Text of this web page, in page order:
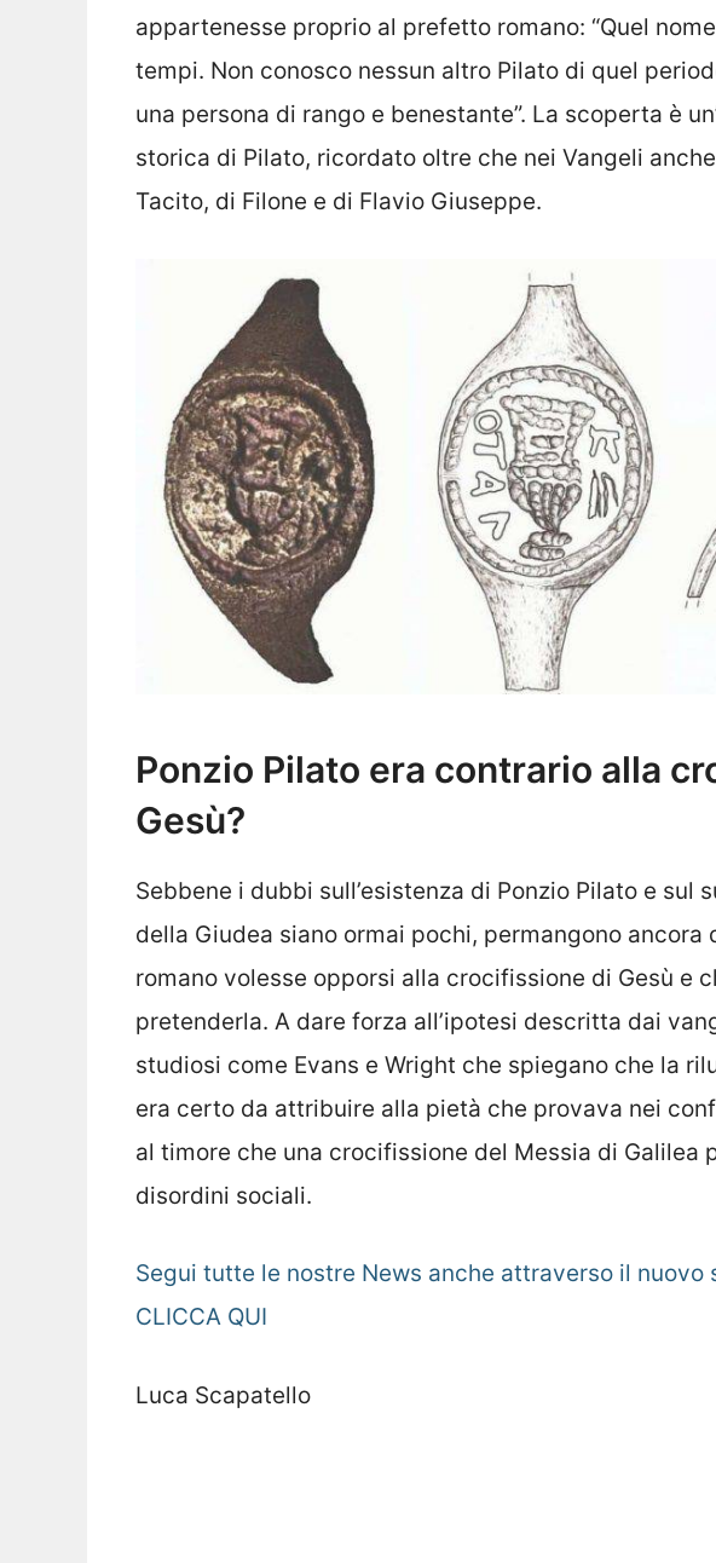
appartenesse proprio al prefetto romano: “Quel
tempi. Non conosco nessun altro Pilato di quel
una persona di rango e benestante”. La scoperta è
storica di Pilato, ricordato oltre che nei Vangeli
Tacito, di Filone e di Flavio Giuseppe.
Ponzio Pilato era contrario alla
Gesù?
Sebbene i dubbi sull’esistenza di Ponzio Pilato e sul
della Giudea siano ormai pochi, permangono
romano volesse opporsi alla crocifissione di Gesù e
pretenderla. A dare forza all’ipotesi descritta dai
studiosi come Evans e Wright che spiegano che la
era certo da attribuire alla pietà che provava nei
al timore che una crocifissione del Messia di Galilea
disordini sociali.
Segui tutte le nostre News anche attraverso il nuovo
CLICCA QUI
Luca Scapatello